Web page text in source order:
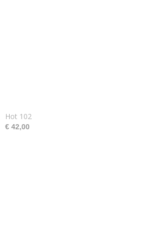
Hot 102
€ 42,00